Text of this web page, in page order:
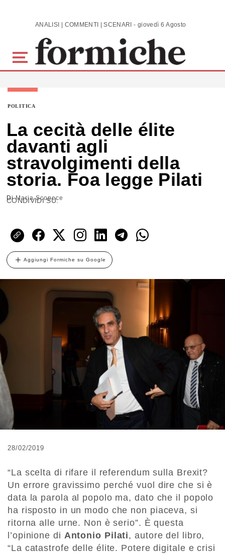
Skip to main content ANALISI | COMMENTI | SCENARI - giovedì 6 Agosto 2026
POLITICA
La cecità delle élite
davanti agli
stravolgimenti della
storia. Foa legge Pilati
DiMaria Scopece
CONDIVIDI SU:
Aggiungi Formiche su Google
28/02/2019
“La scelta di rifare il referendum sulla Brexit?
Un errore gravissimo perché vuol dire che si è
data la parola al popolo ma, dato che il popolo
ha risposto in un modo che non piaceva, si
ritorna alle urne. Non è serio”. È questa
l’opinione di Antonio Pilati, autore del libro,
“La catastrofe delle élite. Potere digitale e crisi